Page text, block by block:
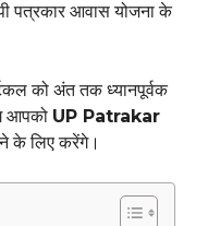
पत्रकार आवास योजना के
को अंत तक ध्यानपूर्वक
आपको UP Patrakar
के लिए करेंगे।